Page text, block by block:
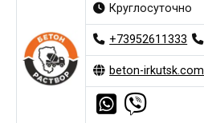
Круглосуточно
+73952611333
beton-irkutsk.com